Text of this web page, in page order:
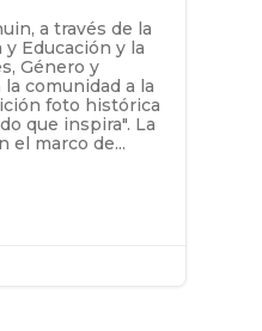
a través de la
Educación y la
Género y
comunidad a la
foto histórica
que inspira". La
el marco de...